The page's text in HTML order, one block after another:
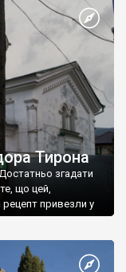
Тирона
згадати
що цей,
рецепт привезли у